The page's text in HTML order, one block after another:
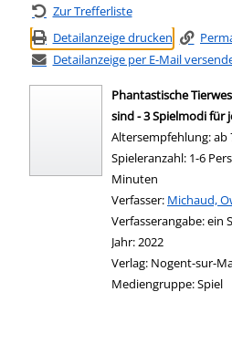
Zur Trefferliste
Detailanzeige drucken
Detailanzeige per E-Mail
Phantastische
sind - 3 Spielmodi für
Altersempfehlung: ab
Spieleranzahl: 1-6
Minuten
Verfasser: Suche nach
Michaud,
Verfasserangabe:ein
Jahr:2022
Verlag: Nogent-sur-
Mediengruppe:Spiel